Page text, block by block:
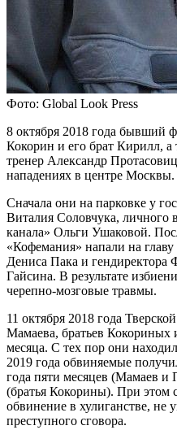
Фото: Global Look Press
8 октября 2018 года бывший
Кокорин и его брат Кирилл,
тренер Александр
нападениях в центре Москвы.
Сначала они на парковке у
Виталия Соловчука, личного
канала» Ольги Ушаковой.
«Кофемания» напали на
Дениса Пака и
Гайсина. В результате
черепно-мозговые травмы.
11 октября 2018 года
Мамаева, братьев Кокориных
месяца. С тех пор они
2019 года обвиняемые
года пяти месяцев (Мамаев и
(братья Кокорины). При этом
обвинение в хулиганстве, не
преступного сговора.